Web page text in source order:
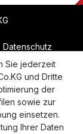
Datenschutz
Sie jederzeit
und Dritte
der
sowie zur
einsetzen.
Ihrer Daten